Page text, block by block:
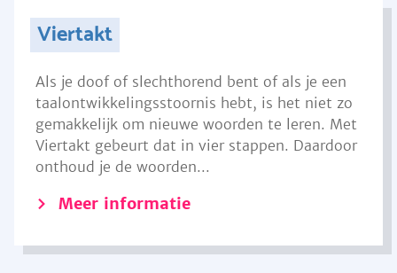
Viertakt
Als je doof of slechthorend bent of als je een
taalontwikkelingsstoornis hebt, is het niet zo
gemakkelijk om nieuwe woorden te leren. Met
Viertakt gebeurt dat in vier stappen. Daardoor
onthoud je de woorden...
Meer informatie